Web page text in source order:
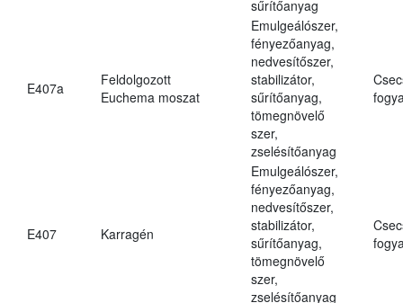
sűrítőanyag
E407a
Feldolgozott
Euchema moszat
Emulgeálószer,
fényezőanyag,
nedvesítőszer,
stabilizátor,
sűrítőanyag,
tömegnövelő
szer,
zselésítőanyag
E407 Karragén
Emulgeálószer,
fényezőanyag,
nedvesítőszer,
stabilizátor,
sűrítőanyag,
tömegnövelő
szer,
zselésítőanyag